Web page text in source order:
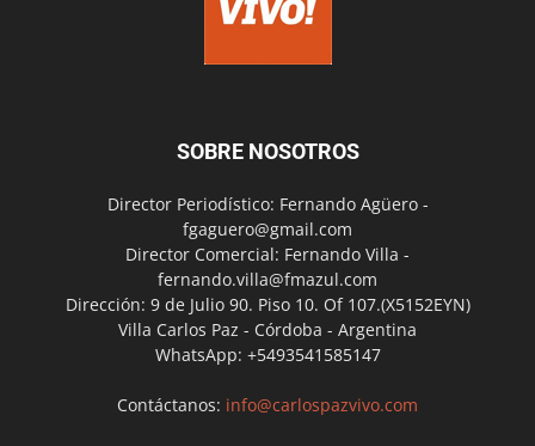
SOBRE NOSOTROS
Director Periodístico: Fernando Agüero -
fgaguero@gmail.com
Director Comercial: Fernando Villa -
fernando.villa@fmazul.com
Dirección: 9 de Julio 90. Piso 10. Of 107.(X5152EYN)
Villa Carlos Paz - Córdoba - Argentina
WhatsApp: +5493541585147
Contáctanos: info@carlospazvivo.com